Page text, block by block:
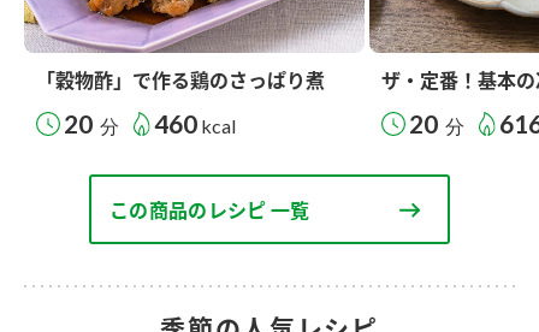
「穀物酢」で作る鶏のさっぱり煮
20 分 460 kcal
ザ・定番！基本
20 分
この商品のレシピ 一覧